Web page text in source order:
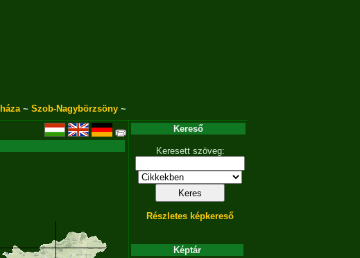
~ Szob-Nagybörzsöny ~
Kereső
Keresett szöveg:
Részletes képkereső
Képtár